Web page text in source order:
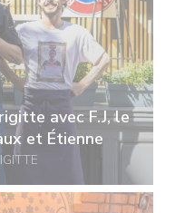
avec F.J, le
et Étienne